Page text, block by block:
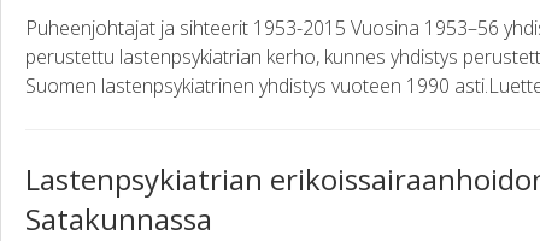
Puheenjohtajat ja sihteerit 1953-2015 Vuosina 1953–56
perustettu lastenpsykiatrian kerho, kunnes yhdistys
Suomen lastenpsykiatrinen yhdistys vuoteen 1990
Lastenpsykiatrian
Satakunnassa